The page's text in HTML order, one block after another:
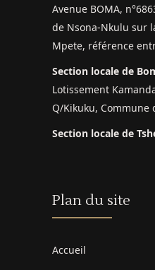
Avenue BOMA,
de Nsona-Nkulu sur
Mpete, référence
Section locale de
Lotissement
Q/Kikuku, Commune
Section locale de
Plan du site
Accueil